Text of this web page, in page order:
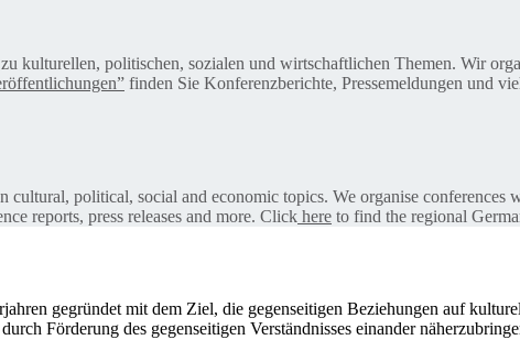
kulturellen, politischen, sozialen und wirtschaftlichen Themen. Wir
finden Sie Konferenzberichte, Pressemeldungen und
political, social and economic topics. We organise conferences
reports, press releases and more. Click here to find the regional
gegründet mit dem Ziel, die gegenseitigen Beziehungen auf
Förderung des gegenseitigen Verständnisses einander